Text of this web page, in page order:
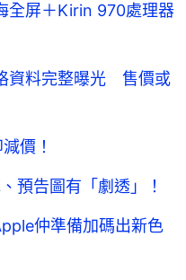
全屏＋Kirin 970處理器
資料完整曝光 售價或
價！
預告圖有「劇透」！
仲準備加碼出新色